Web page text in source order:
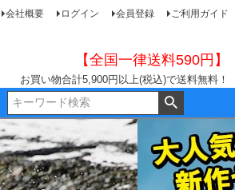
会社概要 ログイン 会員登録 ご利用ガイド
【全国一律送料590円】
お買い物合計5,900円以上(税込)で送料無料！